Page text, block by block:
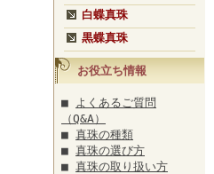
白蝶真珠
黒蝶真珠
お役立ち情報
■
よくあるご質問
（Q&A）
■ 真珠の種類
■ 真珠の選び方
■ 真珠の取り扱い方